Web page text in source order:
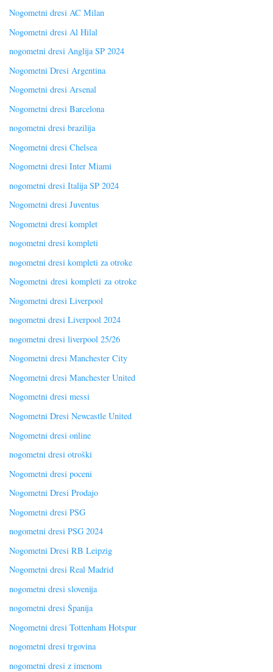
Nogometni dresi AC Milan
Nogometni dresi Al Hilal
nogometni dresi Anglija SP 2024
Nogometni Dresi Argentina
Nogometni dresi Arsenal
Nogometni dresi Barcelona
nogometni dresi brazilija
Nogometni dresi Chelsea
Nogometni dresi Inter Miami
nogometni dresi Italija SP 2024
Nogometni dresi Juventus
Nogometni dresi komplet
nogometni dresi kompleti
nogometni dresi kompleti za otroke
Nogometni dresi kompleti za otroke
Nogometni dresi Liverpool
nogometni dresi Liverpool 2024
nogometni dresi liverpool 25/26
Nogometni dresi Manchester City
Nogometni dresi Manchester United
Nogometni dresi messi
Nogometni Dresi Newcastle United
Nogometni dresi online
nogometni dresi otroški
Nogometni dresi poceni
Nogometni Dresi Prodajo
Nogometni dresi PSG
nogometni dresi PSG 2024
Nogometni Dresi RB Leipzig
Nogometni dresi Real Madrid
nogometni dresi slovenija
nogometni dresi Španija
Nogometni dresi Tottenham Hotspur
nogometni dresi trgovina
nogometni dresi z imenom